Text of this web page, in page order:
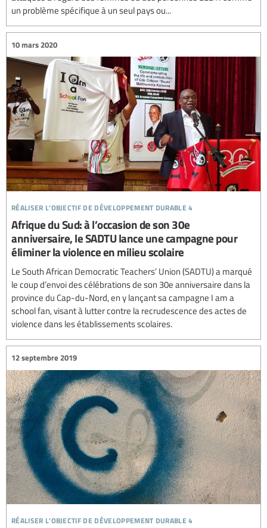
un problème spécifique à un seul pays ou...
réaliser l’objectif de développement durable 4
10 mars 2020
Afrique du Sud: à l’occasion de son 30e
anniversaire, le SADTU lance une campagne pour
éliminer la violence en milieu scolaire
Le South African Democratic Teachers’ Union (SADTU) a marqué
le coup d’envoi des célébrations de son 30e anniversaire dans la
province du Cap-du-Nord, en y lançant sa campagne I am a
school fan, visant à lutter contre la recrudescence des actes de
violence dans les établissements scolaires.
réaliser l’objectif de développement durable 4
12 septembre 2019